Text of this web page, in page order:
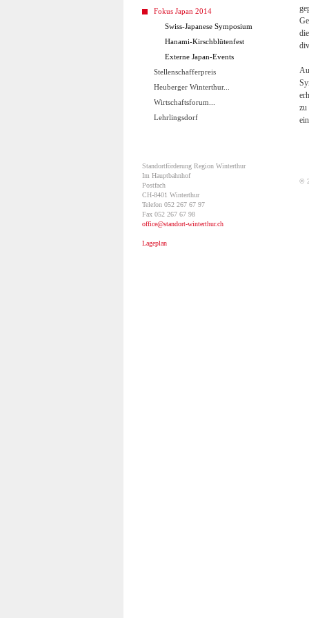
Fokus Japan 2014
Swiss-Japanese Symposium
Hanami-Kirschblütenfest
Externe Japan-Events
Stellenschafferpreis
Heuberger Winterthur...
Wirtschaftsforum...
Lehrlingsdorf
Standortförderung Region Winterthur
Im Hauptbahnhof
Postfach
CH-8401 Winterthur
Telefon 052 267 67 97
Fax 052 267 67 98
office@standort-winterthur.ch
Lageplan
zu
©